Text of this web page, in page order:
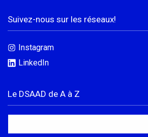
Suivez-nous sur les réseaux!
Instagram
LinkedIn
Le DSAAD de A à Z